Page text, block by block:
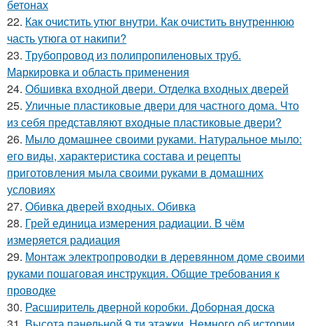
бетонах
22. Как очистить утюг внутри. Как очистить внутреннюю
часть утюга от накипи?
23. Трубопровод из полипропиленовых труб.
Маркировка и область применения
24. Обшивка входной двери. Отделка входных дверей
25. Уличные пластиковые двери для частного дома. Что
из себя представляют входные пластиковые двери?
26. Мыло домашнее своими руками. Натуральное мыло:
его виды, характеристика состава и рецепты
приготовления мыла своими руками в домашних
условиях
27. Обивка дверей входных. Обивка
28. Грей единица измерения радиации. В чём
измеряется радиация
29. Монтаж электропроводки в деревянном доме своими
руками пошаговая инструкция. Общие требования к
проводке
30. Расширитель дверной коробки. Доборная доска